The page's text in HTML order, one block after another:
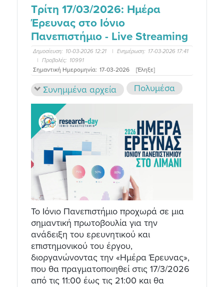
Τρίτη 17/03/2026: Ημέρα
Έρευνας στο Ιόνιο
Πανεπιστήμιο - Live Streaming
Δημοσίευση: 10-03-2026 12:21 | Ενημέρωση: 17-03-2026 17:41
| Προβολές: 10991
Σημαντική Ημερομηνία: 17-03-2026 [Έληξε]
Συνημμένα αρχεία Πολυμέσα
Το Ιόνιο Πανεπιστήμιο προχωρά σε μια
σημαντική πρωτοβουλία για την
ανάδειξη του ερευνητικού και
επιστημονικού του έργου,
διοργανώνοντας την «Ημέρα Έρευνας»,
που θα πραγματοποιηθεί στις 17/3/2026
από τις 11:00 έως τις 21:00 και θα